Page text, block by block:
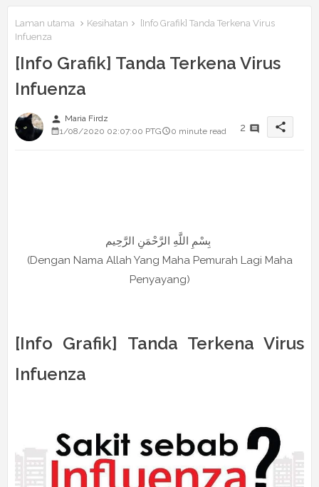
Laman utama Kesihatan
[Info Grafik] Tanda Terkena Virus
Infuenza
[Info Grafik] Tanda Terkena Virus
Infuenza
person Maria Firdz
1/08/2020 02:07:00 PTG
0 minute read 2 share
(Dengan Nama Allah Yang Maha Pemurah Lagi Maha
Penyayang)
[Info Grafik] Tanda Terkena Virus
Infuenza